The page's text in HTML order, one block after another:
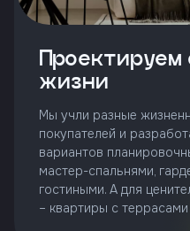
Проектируем
жизни
Мы учли разные
покупателей и
вариантов
мастер-спальнями,
гостиными. А для
– квартиры с
(343)
71-10
Заказать